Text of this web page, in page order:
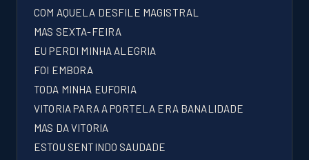
COM AQUELA DESFILE MAGISTRAL
MAS SEXTA-FEIRA
EU PERDI MINHA ALEGRIA
FOI EMBORA
TODA MINHA EUFORIA
VITORIA PARA A PORTELA ERA BANALIDADE
MAS DA VITORIA
ESTOU SENTINDO SAUDADE